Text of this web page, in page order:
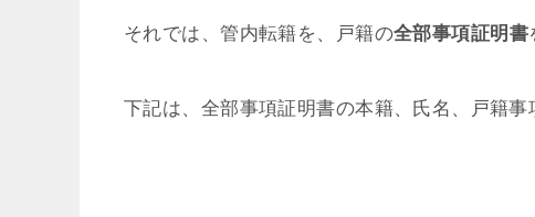
それでは、管内転籍を、戸籍の全部事項証明書
下記は、全部事項証明書の本籍、氏名、戸籍事